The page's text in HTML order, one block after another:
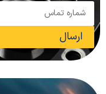
ارسال